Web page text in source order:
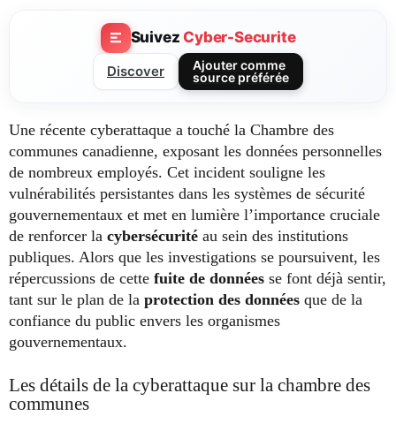
SuivezCyber-Securite
Discover
Ajouter comme
source préférée
Une récente cyberattaque a touché la Chambre des
communes canadienne, exposant les données personnelles
de nombreux employés. Cet incident souligne les
vulnérabilités persistantes dans les systèmes de sécurité
gouvernementaux et met en lumière l’importance cruciale
de renforcer la cybersécurité au sein des institutions
publiques. Alors que les investigations se poursuivent, les
répercussions de cette fuite de données se font déjà sentir,
tant sur le plan de la protection des données que de la
confiance du public envers les organismes
gouvernementaux.
Les détails de la cyberattaque sur la chambre des
communes